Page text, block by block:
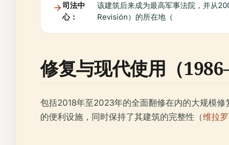
司法中
心：
该建筑后来成为最高军事法院，并从
Revisión）的所在地（
修复与现代使用（
包括2018年至2023年的全面翻修在内的大规模
的便利设施，同时保持了其建筑的完整性（维拉